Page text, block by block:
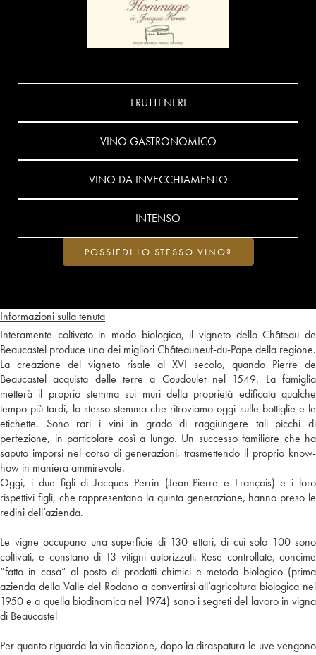
Informazioni sulla tenuta
Interamente coltivato in modo biologico, il vigneto dello Château de
Beaucastel produce uno dei migliori Châteauneuf-du-Pape della regione.
La creazione del vigneto risale al XVI secolo, quando Pierre de
Beaucastel acquista delle terre a Coudoulet nel 1549. La famiglia
metterà il proprio stemma sui muri della proprietà edificata qualche
tempo più tardi, lo stesso stemma che ritroviamo oggi sulle bottiglie e le
etichette. Sono rari i vini in grado di raggiungere tali picchi di
perfezione, in particolare così a lungo. Un successo familiare che ha
saputo imporsi nel corso di generazioni, trasmettendo il proprio know-
how in maniera ammirevole.
Oggi, i due figli di Jacques Perrin (Jean-Pierre e François) e i loro
rispettivi figli, che rappresentano la quinta generazione, hanno preso le
redini dell’azienda.
Le vigne occupano una superficie di 130 ettari, di cui solo 100 sono
coltivati, e constano di 13 vitigni autorizzati. Rese controllate, concime
“fatto in casa” al posto di prodotti chimici e metodo biologico (prima
azienda della Valle del Rodano a convertirsi all’agricoltura biologica nel
1950 e a quella biodinamica nel 1974) sono i segreti del lavoro in vigna
di Beaucastel
Per quanto riguarda la vinificazione, dopo la diraspatura le uve vengono
FRUTTI NERI
VINO GASTRONOMICO
VINO DA INVECCHIAMENTO
INTENSO
POSSIEDI LO STESSO VINO?